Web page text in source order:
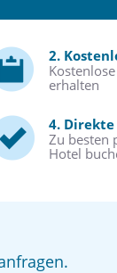
2.
erhalten
4.
Zu besten
Hotel